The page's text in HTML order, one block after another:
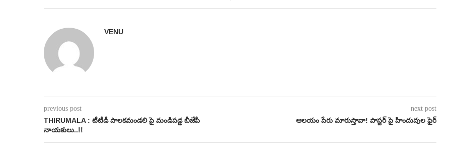
VENU
previous post
THIRUMALA : టీటీడీ పాలకమండలి పై మండిపడ్డ బీజేపీ
నాయకులు..!!
next post
ఆలయం పేరు మారుస్తావా! పాస్టర్ పై హిందువుల ఫైర్